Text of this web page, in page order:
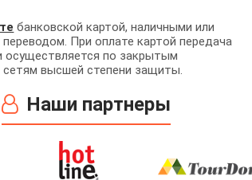
банковской картой, наличными или
При оплате картой передача
осуществляется по закрытым
сетям высшей степени защиты.
Наши партнеры